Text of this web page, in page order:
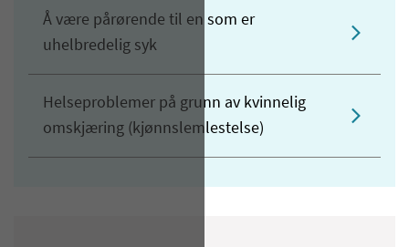
Å være pårørende til en som er
uhelbredelig syk
Helseproblemer på grunn av kvinnelig
omskjæring (kjønnslemlestelse)